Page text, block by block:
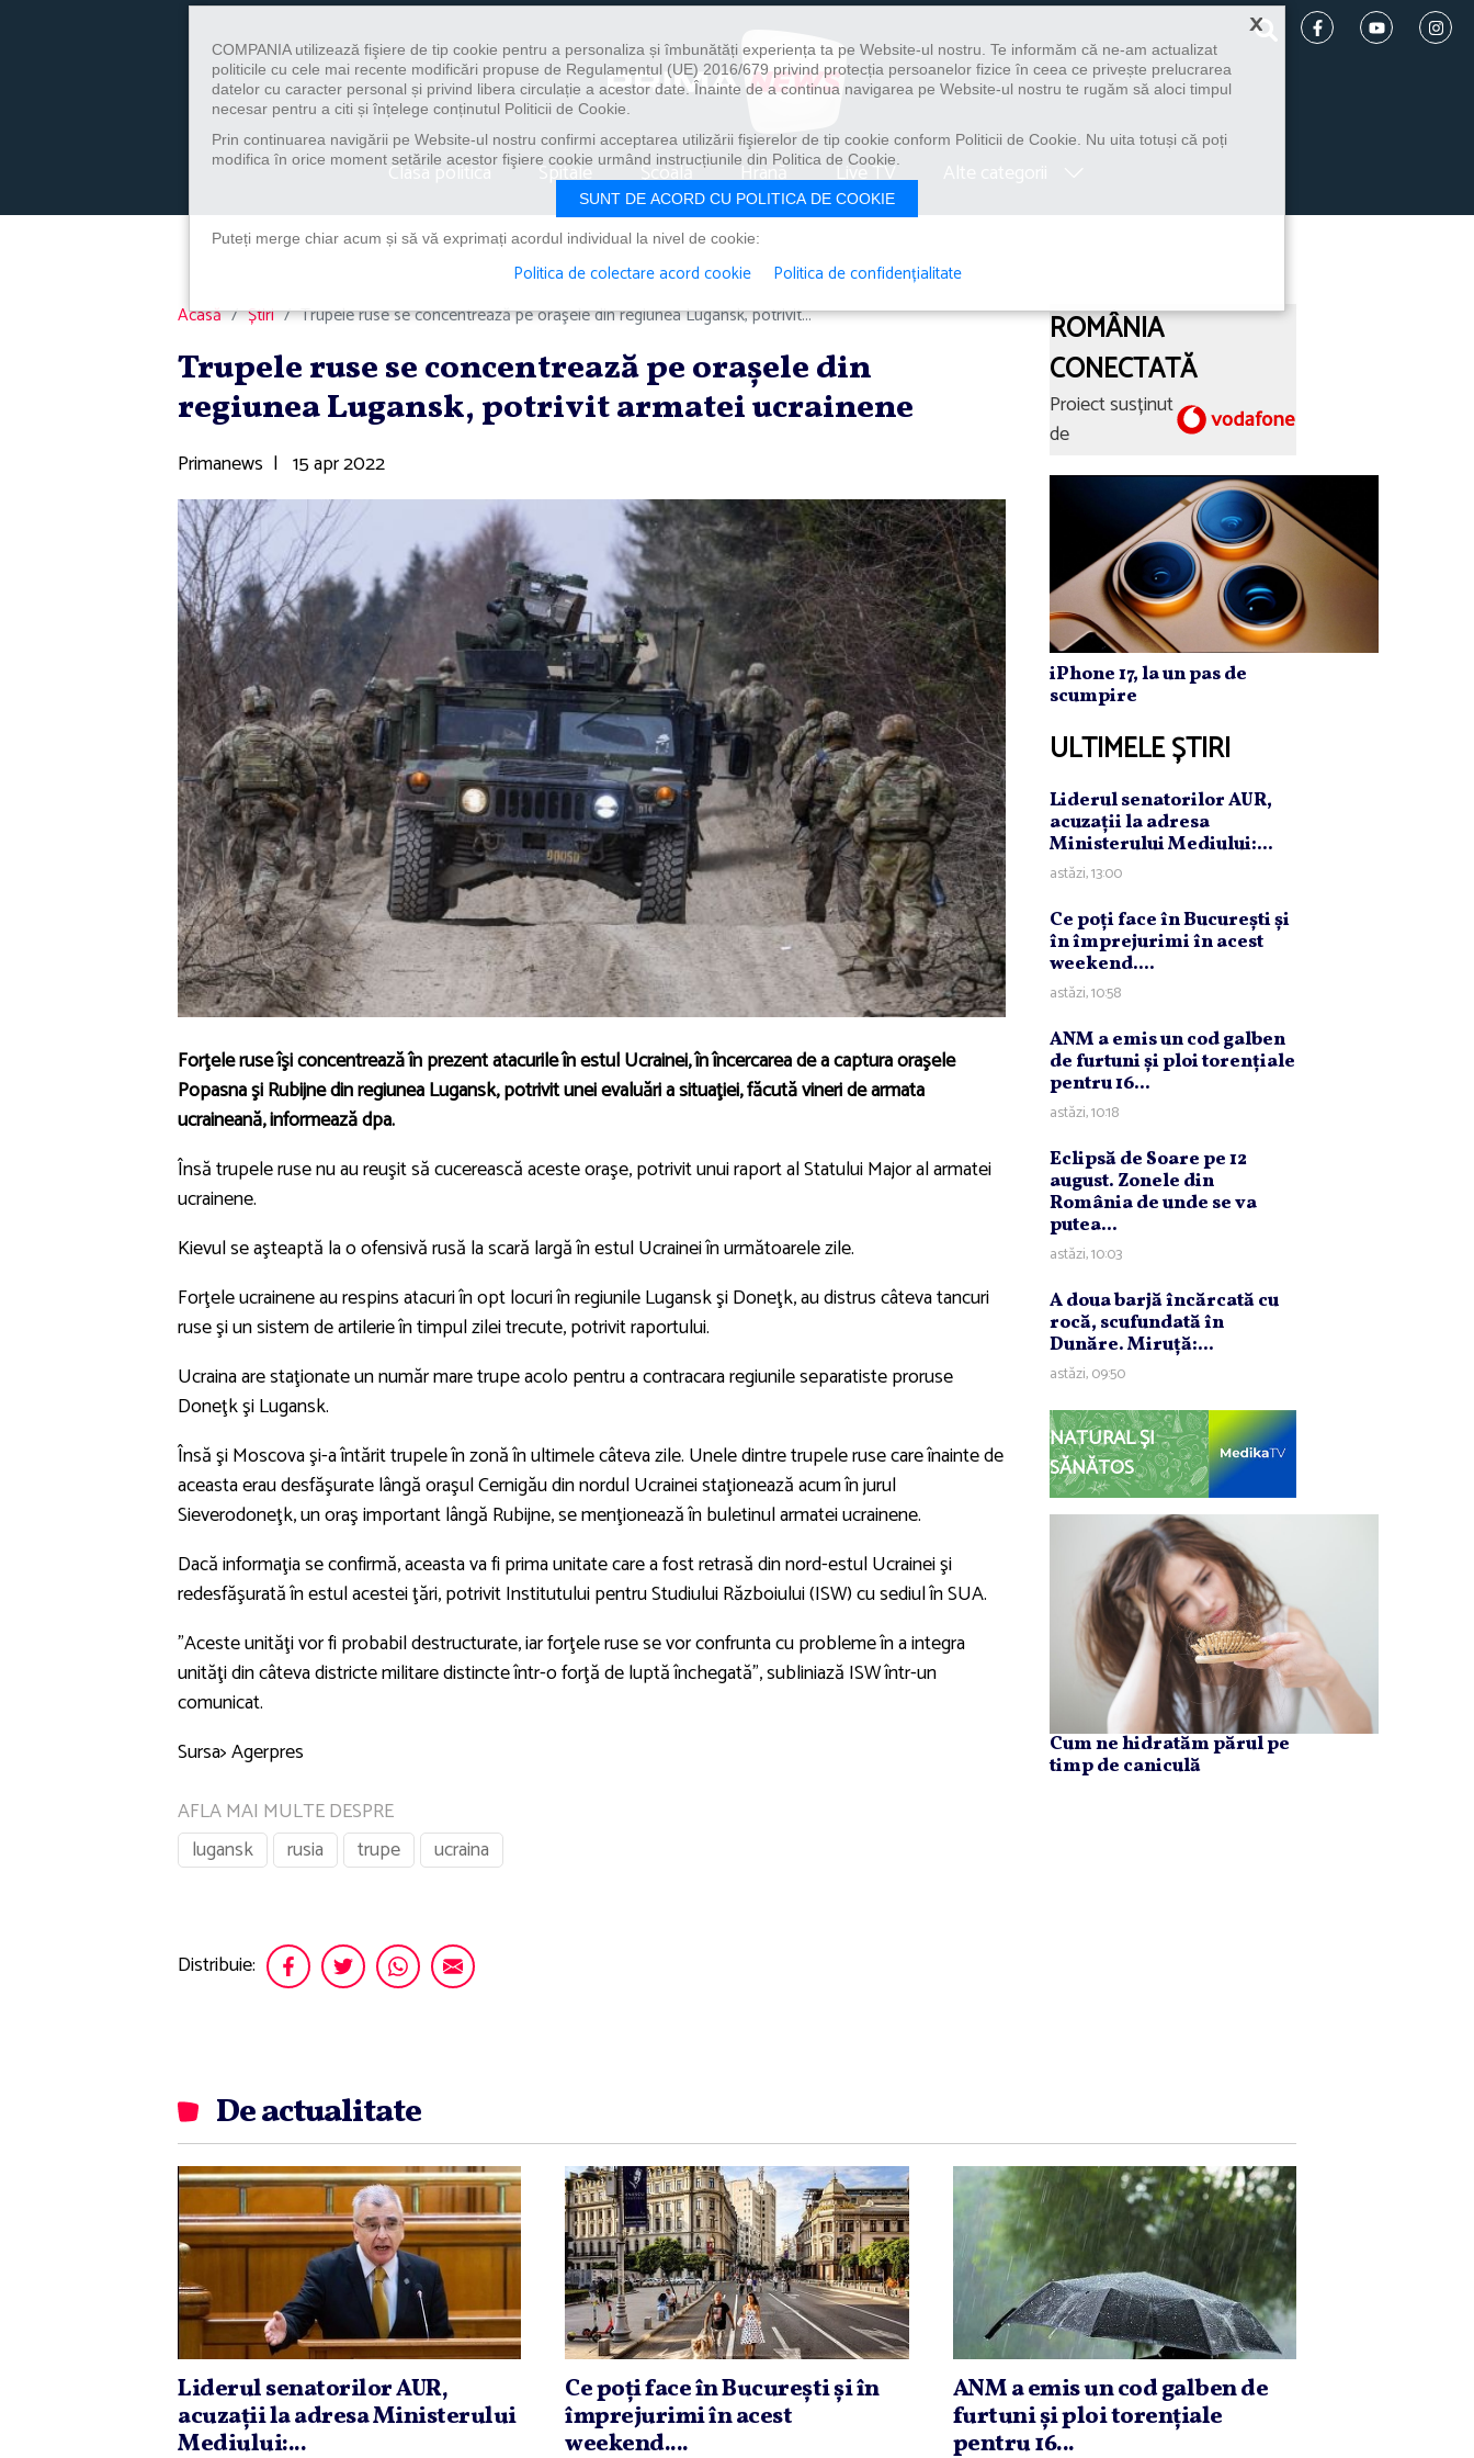
Clasa politica Spitale Școală Hrană Live TV
Acasă Știri Trupele ruse se concentrează pe oraşele din regiunea Lugansk, potrivit...
Trupele ruse se concentrează pe oraşele din
regiunea Lugansk, potrivit armatei ucrainene
Primanews | 15 apr 2022
Forţele ruse îşi concentrează în prezent atacurile în estul Ucrainei, în încercarea de a captura oraşele
Popasna şi Rubijne din regiunea Lugansk, potrivit unei evaluări a situaţiei, făcută vineri de armata
ucraineană, informează dpa.
Însă trupele ruse nu au reuşit să cucerească aceste oraşe, potrivit unui raport al Statului Major al armatei
ucrainene.
Kievul se aşteaptă la o ofensivă rusă la scară largă în estul Ucrainei în următoarele zile.
Forţele ucrainene au respins atacuri în opt locuri în regiunile Lugansk şi Doneţk, au distrus câteva tancuri
ruse şi un sistem de artilerie în timpul zilei trecute, potrivit raportului.
Ucraina are staţionate un număr mare trupe acolo pentru a contracara regiunile separatiste proruse
Doneţk şi Lugansk.
Însă şi Moscova şi-a întărit trupele în zonă în ultimele câteva zile. Unele dintre trupele ruse care înainte de
aceasta erau desfăşurate lângă oraşul Cernigău din nordul Ucrainei staţionează acum în jurul
Sieverodoneţk, un oraş important lângă Rubijne, se menţionează în buletinul armatei ucrainene.
Dacă informaţia se confirmă, aceasta va fi prima unitate care a fost retrasă din nord-estul Ucrainei şi
redesfăşurată în estul acestei ţări, potrivit Institutului pentru Studiului Războiului (ISW) cu sediul în SUA.
"Aceste unităţi vor fi probabil destructurate, iar forţele ruse se vor confrunta cu probleme în a integra
unităţi din câteva districte militare distincte într-o forţă de luptă închegată", subliniază ISW într-un
comunicat.
Sursa> Agerpres
AFLA MAI MULTE DESPRE
lugansk
rusia trupe ucraina
Distribuie:
ROMÂNIA
CONECTATĂ
Proiect susținut
de
iPhone 17, la un pas de
scumpire
ULTIMELE ȘTIRI
Liderul senatorilor AUR,
acuzaţii la adresa
Ministerului Mediului:...
astăzi, 13:00
Ce poţi face în Bucureşti şi
în împrejurimi în acest
weekend....
astăzi, 10:58
ANM a emis un cod galben
de furtuni şi ploi torenţiale
pentru 16...
astăzi, 10:18
Eclipsă de Soare pe 12
august. Zonele din
România de unde se va
putea...
astăzi, 10:03
A doua barjă încărcată cu
rocă, scufundată în
Dunăre. Miruţă:...
astăzi, 09:50
NATURAL ȘI
SĂNĂTOS
Cum ne hidratăm părul pe
timp de caniculă
De actualitate
Liderul senatorilor AUR,
acuzaţii la adresa Ministerului
Mediului:...
Ce poţi face în Bucureşti şi în
împrejurimi în acest
weekend....
ANM a emis un cod galben de
furtuni şi ploi torenţiale
pentru 16...
×
COMPANIA utilizează fişiere de tip cookie pentru a personaliza și îmbunătăți experiența ta pe Website-ul nostru. Te informăm că ne-am actualizat
politicile cu cele mai recente modificări propuse de Regulamentul (UE) 2016/679 privind protecția persoanelor fizice în ceea ce privește prelucrarea
datelor cu caracter personal și privind libera circulație a acestor date. Înainte de a continua navigarea pe Website-ul nostru te rugăm să aloci timpul
necesar pentru a citi și înțelege conținutul Politicii de Cookie.
Prin continuarea navigării pe Website-ul nostru confirmi acceptarea utilizării fişierelor de tip cookie conform Politicii de Cookie. Nu uita totuși că poți
modifica în orice moment setările acestor fişiere cookie urmând instrucțiunile din Politica de Cookie.
SUNT DE ACORD CU POLITICA DE COOKIE
Puteți merge chiar acum și să vă exprimați acordul individual la nivel de cookie:
Politica de colectare acord cookie Politica de confidențialitate